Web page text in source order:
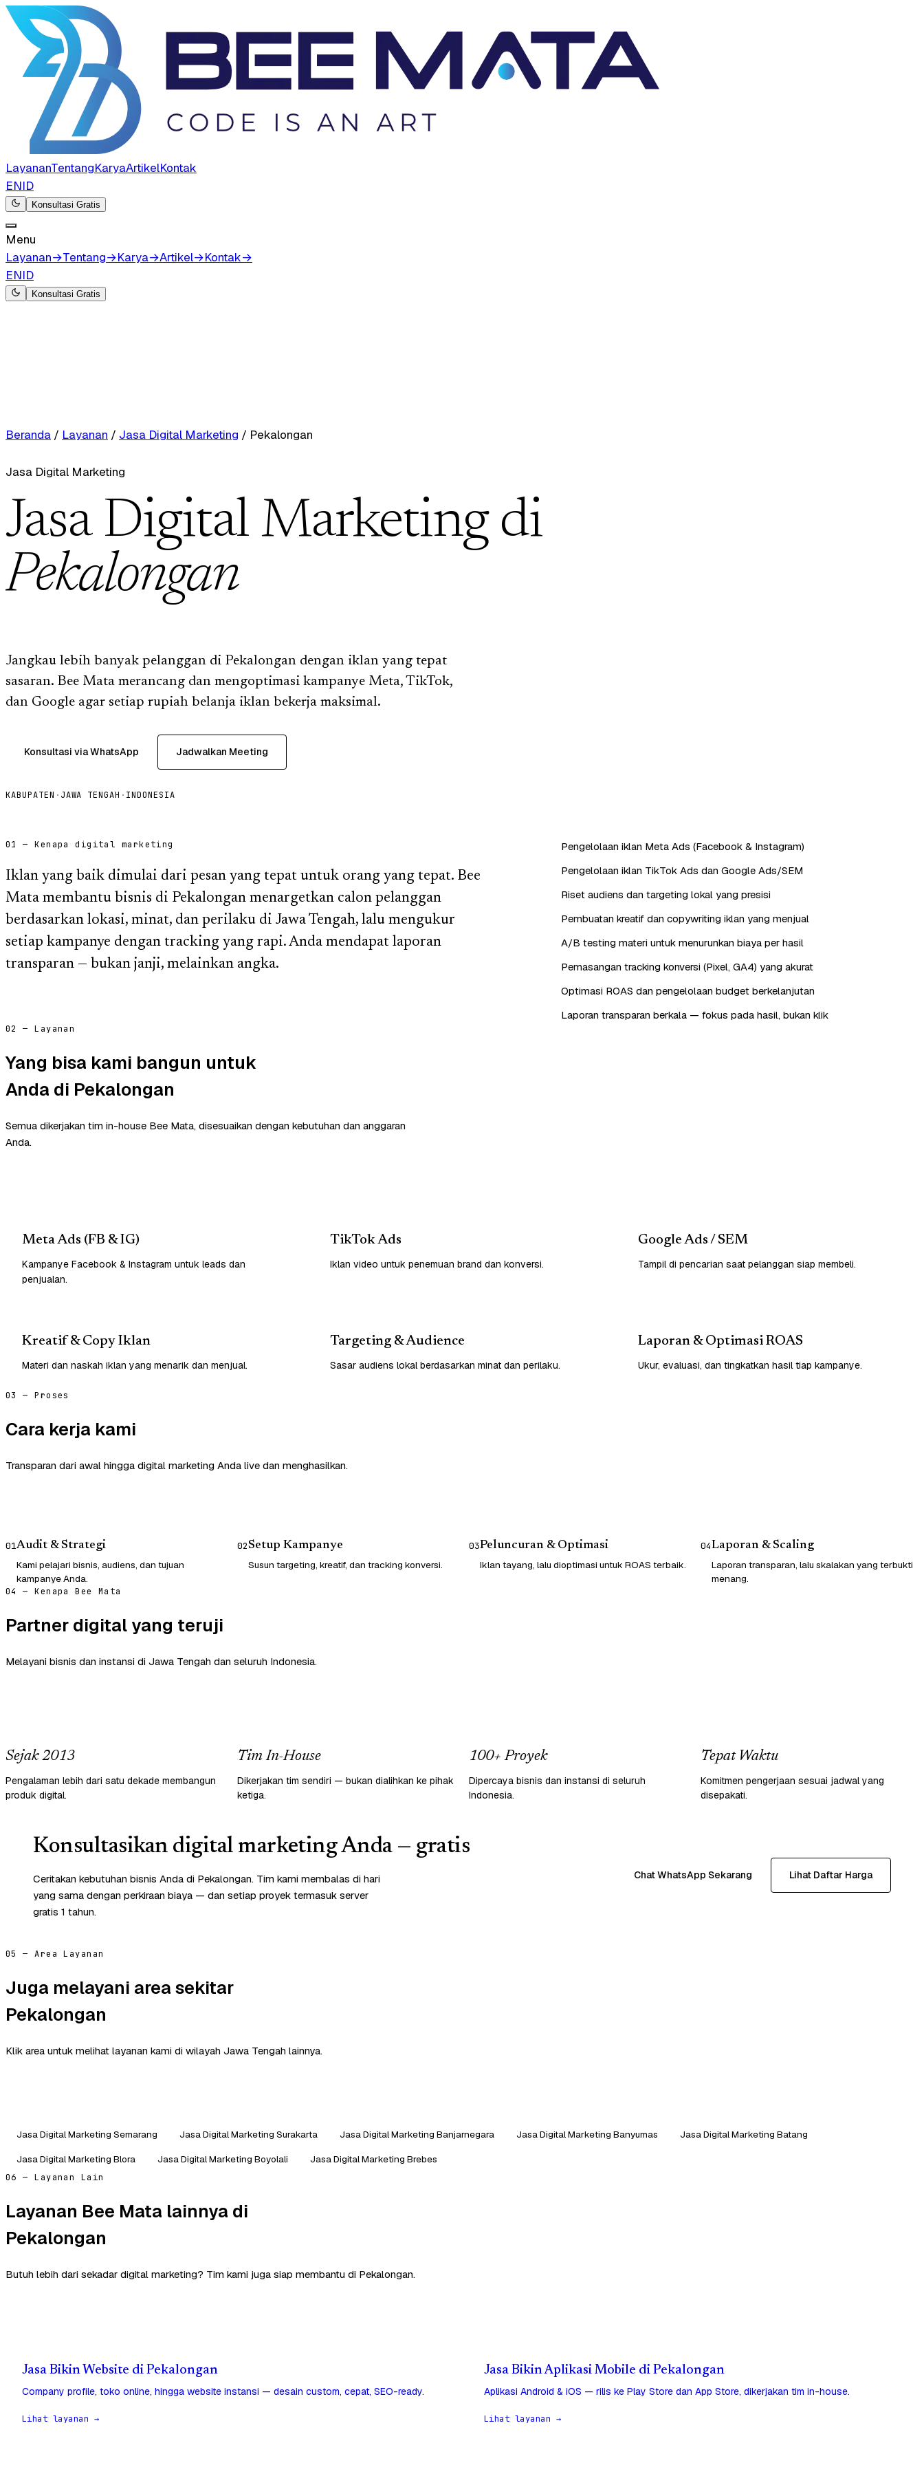
LayananTentangKaryaArtikelKontak
ENID
Konsultasi Gratis
Menu
Layanan→Tentang→Karya→Artikel→Kontak→
ENID
Konsultasi Gratis
Beranda / Layanan / Jasa Digital Marketing / Pekalongan
Jasa Digital Marketing
Jasa Digital Marketing di
Pekalongan
Jangkau lebih banyak pelanggan di Pekalongan dengan iklan yang tepat
sasaran. Bee Mata merancang dan mengoptimasi kampanye Meta, TikTok,
dan Google agar setiap rupiah belanja iklan bekerja maksimal.
Konsultasi via WhatsApp Jadwalkan Meeting
KABUPATEN · JAWA TENGAH · INDONESIA
01 — Kenapa digital marketing
Iklan yang baik dimulai dari pesan yang tepat untuk orang yang tepat. Bee
Mata membantu bisnis di Pekalongan menargetkan calon pelanggan
berdasarkan lokasi, minat, dan perilaku di Jawa Tengah, lalu mengukur
setiap kampanye dengan tracking yang rapi. Anda mendapat laporan
transparan — bukan janji, melainkan angka.
Pengelolaan iklan Meta Ads (Facebook & Instagram)
Pengelolaan iklan TikTok Ads dan Google Ads/SEM
Riset audiens dan targeting lokal yang presisi
Pembuatan kreatif dan copywriting iklan yang menjual
A/B testing materi untuk menurunkan biaya per hasil
Pemasangan tracking konversi (Pixel, GA4) yang akurat
Optimasi ROAS dan pengelolaan budget berkelanjutan
Laporan transparan berkala — fokus pada hasil, bukan klik
02 — Layanan
Yang bisa kami bangun untuk
Anda di Pekalongan
Semua dikerjakan tim in-house Bee Mata, disesuaikan dengan kebutuhan dan anggaran
Anda.
Meta Ads (FB & IG)
Kampanye Facebook & Instagram untuk leads dan
penjualan.
TikTok Ads
Iklan video untuk penemuan brand dan konversi.
Google Ads / SEM
Tampil di pencarian saat pelanggan siap membeli.
Kreatif & Copy Iklan
Materi dan naskah iklan yang menarik dan menjual.
Targeting & Audience
Sasar audiens lokal berdasarkan minat dan perilaku.
Laporan & Optimasi ROAS
Ukur, evaluasi, dan tingkatkan hasil tiap kampanye.
03 — Proses
Cara kerja kami
Transparan dari awal hingga digital marketing Anda live dan menghasilkan.
01Audit & Strategi
Kami pelajari bisnis, audiens, dan tujuan
kampanye Anda.
02Setup Kampanye
Susun targeting, kreatif, dan tracking konversi.
03Peluncuran & Optimasi
Iklan tayang, lalu dioptimasi untuk ROAS terbaik.
04Laporan & Scaling
Laporan transparan, lalu skalakan yang terbukti
menang.
04 — Kenapa Bee Mata
Partner digital yang teruji
Melayani bisnis dan instansi di Jawa Tengah dan seluruh Indonesia.
Sejak 2013
Pengalaman lebih dari satu dekade membangun
produk digital.
Tim In-House
Dikerjakan tim sendiri — bukan dialihkan ke pihak
ketiga.
100+ Proyek
Dipercaya bisnis dan instansi di seluruh
Indonesia.
Tepat Waktu
Komitmen pengerjaan sesuai jadwal yang
disepakati.
Konsultasikan digital marketing Anda — gratis
Ceritakan kebutuhan bisnis Anda di Pekalongan. Tim kami membalas di hari
yang sama dengan perkiraan biaya — dan setiap proyek termasuk server
gratis 1 tahun.
Chat WhatsApp Sekarang Lihat Daftar Harga
05 — Area Layanan
Juga melayani area sekitar
Pekalongan
Klik area untuk melihat layanan kami di wilayah Jawa Tengah lainnya.
Jasa Digital Marketing Semarang Jasa Digital Marketing Surakarta Jasa Digital Marketing Banjarnegara Jasa Digital Marketing Banyumas
Jasa Digital Marketing Batang
Jasa Digital Marketing Blora
Jasa Digital Marketing Boyolali Jasa Digital Marketing Brebes
06 — Layanan Lain
Layanan Bee Mata lainnya di
Pekalongan
Butuh lebih dari sekadar digital marketing? Tim kami juga siap membantu di Pekalongan.
Jasa Bikin Website di Pekalongan
Company profile, toko online, hingga website instansi — desain custom, cepat, SEO-ready.
Lihat layanan →
Jasa Bikin Aplikasi Mobile di Pekalongan
Aplikasi Android & iOS — rilis ke Play Store dan App Store, dikerjakan tim in-house.
Lihat layanan →